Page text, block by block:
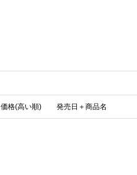
価格(高い順) 発売日＋商品名